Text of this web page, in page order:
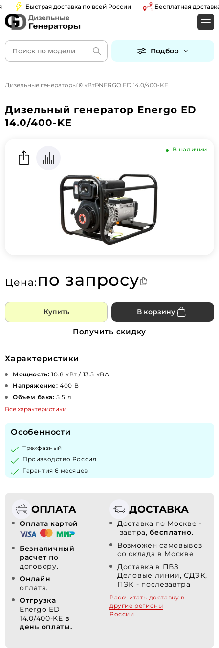
Быстрая доставка по всей России Бесплатная доставка
Подбор
Дизельные генераторы10 кВтENERGO ED 14.0/400-KE
Дизельный генератор Energo ED
14.0/400-KE
В наличии
Цена: по запросу
Купить В корзину
Получить скидку
Характеристики
Мощность: 10.8 кВт / 13.5 кВА
Напряжение: 400 В
Объем бака: 5.5 л
Все характеристики
Особенности
Трехфазный
Производство Россия
Гарантия 6 месяцев
ОПЛАТА
Оплата картой
Безналичный
расчет по
договору.
Онлайн
оплата.
Отгрузка
Energo ED
14.0/400-KE в
день оплаты.
ДОСТАВКА
Доставка по Москве -
завтра,бесплатно.
Возможен самовывоз
со склада в Москве
Доставка в ПВЗ
Деловые линии, СДЭК,
ПЭК - послезавтра
Рассчитать доставку в
другие регионы
России